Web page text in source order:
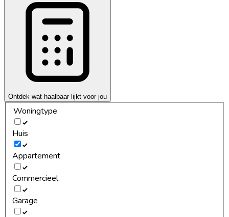
Ontdek wat haalbaar lijkt voor jou
Woningtype
Huis
Appartement
Commercieel
Garage